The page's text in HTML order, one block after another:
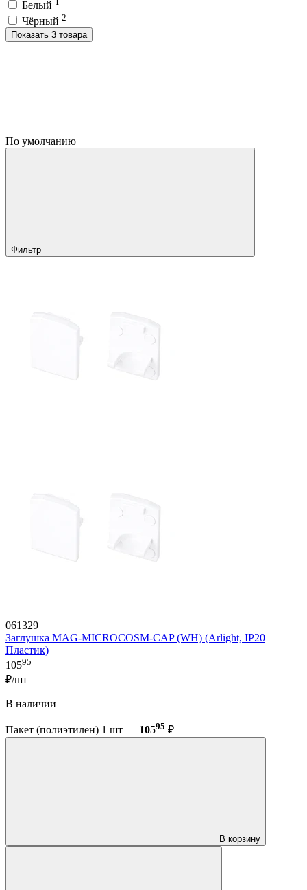
Белый
Чёрный 2
Показать 3 товара
По умолчанию
Фильтр
061329
Заглушка MAG-MICROCOSM-CAP (WH) (Arlight, IP20
Пластик)
10595
₽/шт
В наличии
Пакет (полиэтилен) 1 шт — 10595 ₽
В корзину